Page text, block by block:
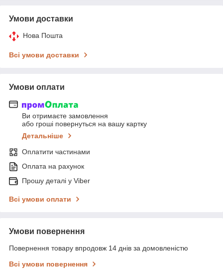
Умови доставки
Нова Пошта
Всі умови доставки
Умови оплати
Ви отримаєте замовлення
або гроші повернуться на вашу картку
Детальніше
Оплатити частинами
Оплата на рахунок
Прошу деталі у Viber
Всі умови оплати
Умови повернення
Повернення товару впродовж 14 днів за домовленістю
Всі умови повернення